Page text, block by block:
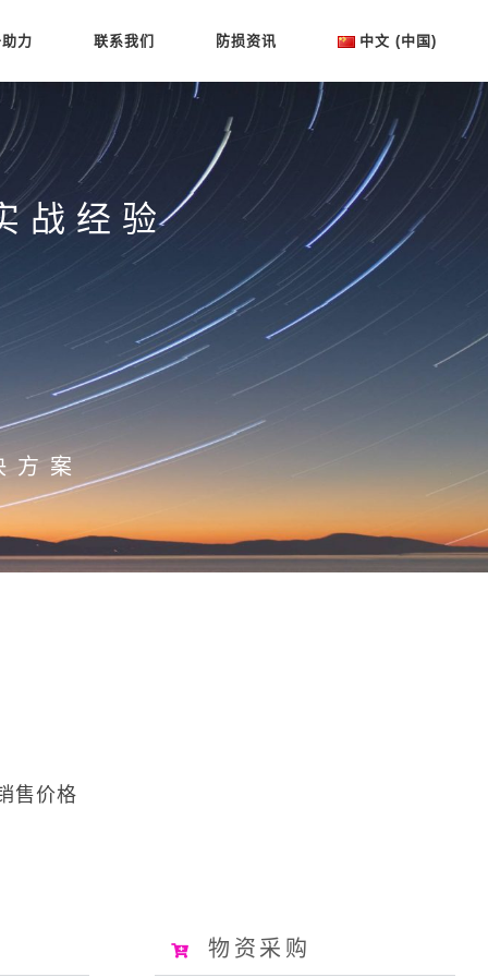
力 联系我们 防损资讯 中文 (中国)
中文 (中国)
English
战经验
方案
售价格
物资采购